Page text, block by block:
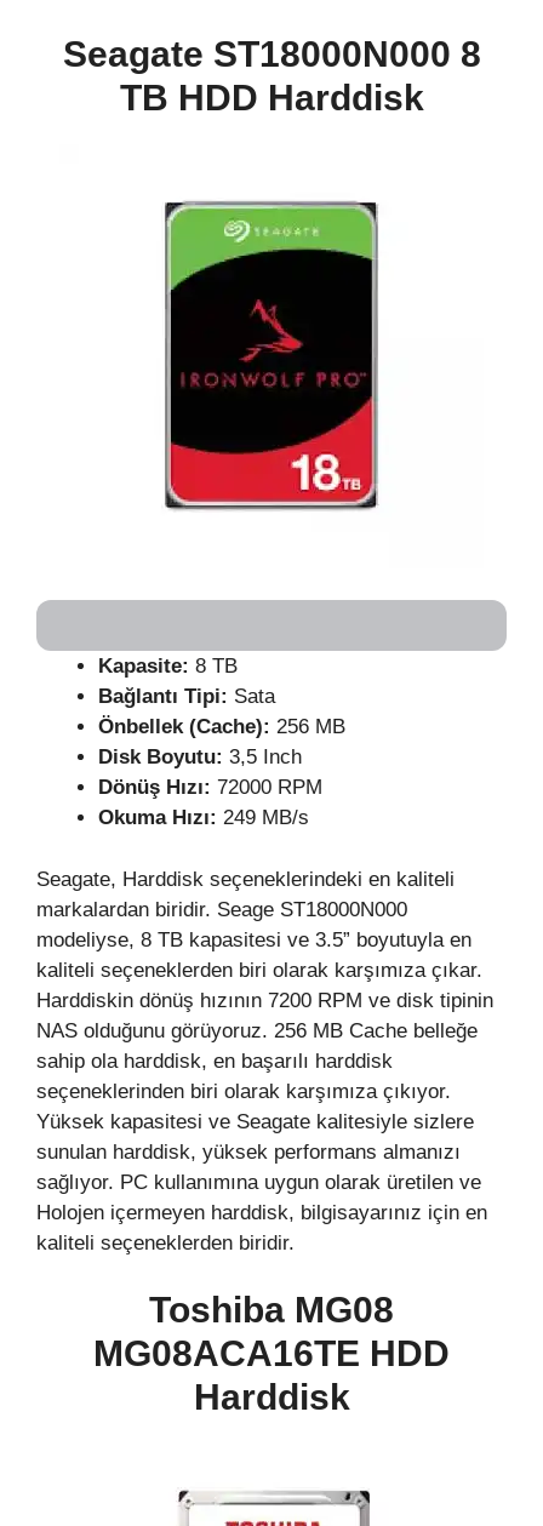
Seagate ST18000N000 8
TB HDD Harddisk
Kapasite: 8 TB
Bağlantı Tipi: Sata
Önbellek (Cache): 256 MB
Disk Boyutu: 3,5 Inch
Dönüş Hızı: 72000 RPM
Okuma Hızı: 249 MB/s
Seagate, Harddisk seçeneklerindeki en kaliteli
markalardan biridir. Seage ST18000N000
modeliyse, 8 TB kapasitesi ve 3.5” boyutuyla en
kaliteli seçeneklerden biri olarak karşımıza çıkar.
Harddiskin dönüş hızının 7200 RPM ve disk tipinin
NAS olduğunu görüyoruz. 256 MB Cache belleğe
sahip ola harddisk, en başarılı harddisk
seçeneklerinden biri olarak karşımıza çıkıyor.
Yüksek kapasitesi ve Seagate kalitesiyle sizlere
sunulan harddisk, yüksek performans almanızı
sağlıyor. PC kullanımına uygun olarak üretilen ve
Holojen içermeyen harddisk, bilgisayarınız için en
kaliteli seçeneklerden biridir.
Toshiba MG08
MG08ACA16TE HDD
Harddisk